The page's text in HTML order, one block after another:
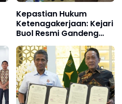
Kepastian Hukum
Ketenagakerjaan: Kejari
Buol Resmi Gandeng
BPJS Ketenagakerjaan
Kabupaten Buol